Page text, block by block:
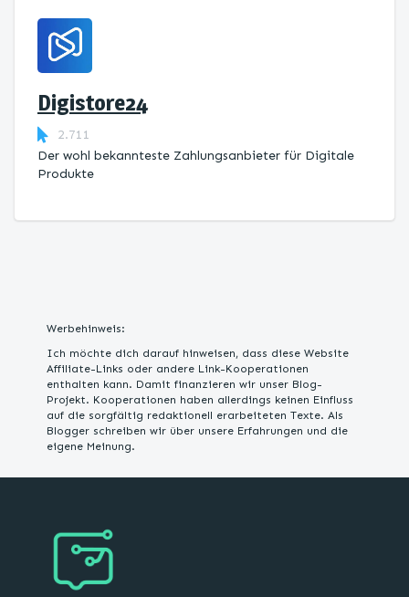
Digistore24
2.711
Der wohl bekannteste Zahlungsanbieter für Digitale
Produkte
Werbehinweis:
Ich möchte dich darauf hinweisen, dass diese Website
Affiliate-Links oder andere Link-Kooperationen
enthalten kann. Damit finanzieren wir unser Blog-
Projekt. Kooperationen haben allerdings keinen Einfluss
auf die sorgfältig redaktionell erarbeiteten Texte. Als
Blogger schreiben wir über unsere Erfahrungen und die
eigene Meinung.